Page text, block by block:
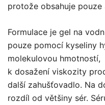
protože obsahuje pouze
Formulace je gel na
pouze pomocí kyseliny
molekulovou hmotností,
k dosažení viskozity
další zahušťovadlo. Na
rozdíl od většiny sér.